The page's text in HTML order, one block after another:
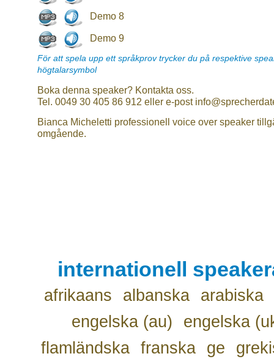
Demo 8
Demo 9
För att spela upp ett språkprov trycker du på respektive
högtalarsymbol
Boka denna speaker? Kontakta oss.
Tel. 0049 30 405 86 912 eller e-post
Bianca Micheletti professionell voice over speaker
omgående.
internationell
afrikaans albanska
arabiska
engelska (au)
engelska
flamländska franska ge